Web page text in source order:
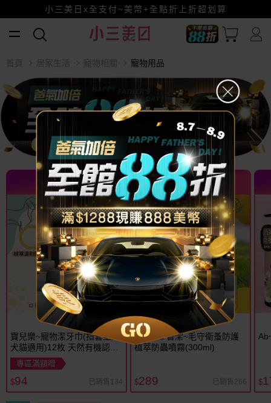
賺美幣~換好禮~立即換GO~
小三美日x全支付~美幣+全點折上折超划算
熱門推薦 TOP
寶兒樂~寵物潔牙巾(指套型／
犬貓適用)12枚 天然有機認證
台灣製造 濕式
專區滿額贈
$94 已銷售134
熱門推薦 TOP
毛孩的隱形防護罩
PURGE 普潔~毛守衛蚤防護
植萃防蟲噴霧(300ml)
$289 已銷售266 $
首頁 居家生活 寵物相關 寵物用品